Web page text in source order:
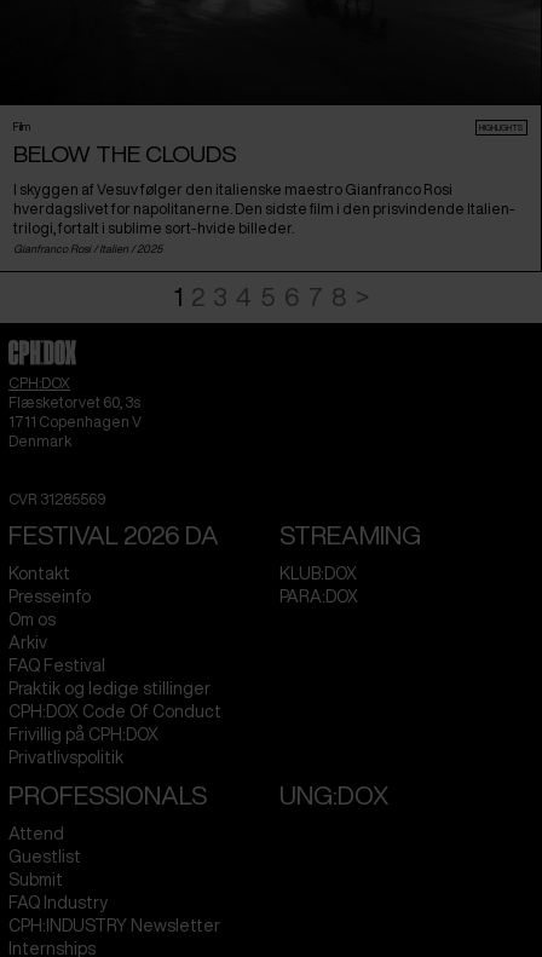
Film HIGHLIGHTS
BELOW THE CLOUDS
I skyggen af Vesuv følger den italienske maestro Gianfranco Rosi
hverdagslivet for napolitanerne. Den sidste film i den prisvindende Italien-
trilogi, fortalt i sublime sort-hvide billeder.
Gianfranco Rosi / Italien / 2025
1 2 3 4 5 6 7 8 >
CPH:DOX
Flæsketorvet 60, 3s
1711 Copenhagen V
Denmark
CVR 31285569
FESTIVAL 2026 DA
Kontakt
Presseinfo
Om os
Arkiv
FAQ Festival
Praktik og ledige stillinger
CPH:DOX Code Of Conduct
Frivillig på CPH:DOX
Privatlivspolitik
STREAMING
KLUB:DOX
PARA:DOX
PROFESSIONALS
Attend
Guestlist
Submit
FAQ Industry
CPH:INDUSTRY Newsletter
Internships
UNG:DOX